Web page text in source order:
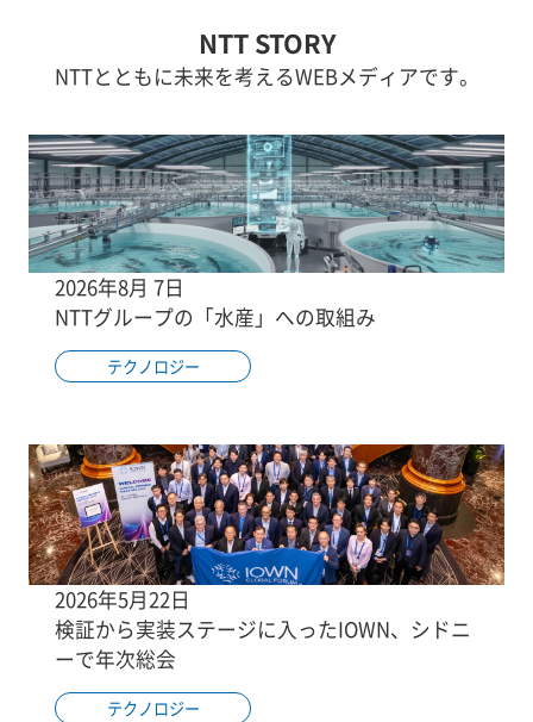
NTT STORY
NTTとともに未来を考えるWEBメディアです。
2026年8月 7日
NTTグループの「水産」への取組み
テクノロジー
2026年5月22日
検証から実装ステージに入ったIOWN、シドニ
ーで年次総会
テクノロジー